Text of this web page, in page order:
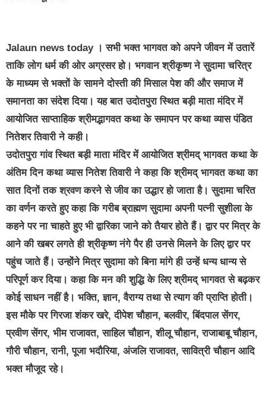
Jalaun news today । सभी भक्त भागवत को अपने जीवन में उतारें
ताकि लोग धर्म की ओर अग्रसर हो। भगवान श्रीकृष्ण ने सुदामा चरित्र
के माध्यम से भक्तों के सामने दोस्ती की मिसाल पेश की और समाज में
समानता का संदेश दिया। यह बात उदोतपुरा स्थित बड़ी माता मंदिर में
आयोजित साप्ताहिक श्रीमद्भागवत कथा के समापन पर कथा व्यास पंडित
नितेशर तिवारी ने कही।
उदोतपुरा गांव स्थित बड़ी माता मंदिर में आयोजित श्रीमद् भागवत कथा के
अंतिम दिन कथा व्यास नितेश तिवारी ने कहा कि श्रीमद् भागवत कथा का
सात दिनों तक श्रवण करने से जीव का उद्धार हो जाता है। सुदामा चरित
का वर्णन करते हुए कहा कि गरीब ब्राह्मण सुदामा अपनी पत्नी सुशीला के
कहने पर ना चाहते हुए भी द्वारिका जाने को तैयार होते हैं। द्वार पर मित्र के
आने की खबर लगते ही श्रीकृष्ण नंगे पैर ही उनसे मिलने के लिए द्वार पर
पहुंच जाते हैं। उन्होंने मित्र सुदामा को बिना मांगे ही उन्हें धन्य धान्य से
परिपूर्ण कर दिया। कहा कि मन की शुद्धि के लिए श्रीमद् भागवत से बढ़कर
कोई साधन नहीं है। भक्ति, ज्ञान, वैराग्य तथा से त्याग की प्राप्ति होती।
इस मौके पर गिरजा शंकर खरे, दीपेश चौहान, बलवीर, बिंदपाल सेंगर,
प्रवीण सेंगर, भीम राजावत, साहिल चौहान, शीलू चौहान, राजाबाबू चौहान,
गौरी चौहान, रानी, पूजा भदौरिया, अंजलि राजावत, सावित्री चौहान आदि
भक्त मौजूद रहे।